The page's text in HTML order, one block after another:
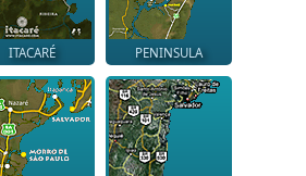
ITACARÉ PENINSULA